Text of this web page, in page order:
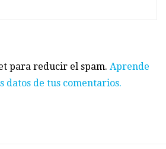
para reducir el spam. Aprende
datos de tus comentarios.